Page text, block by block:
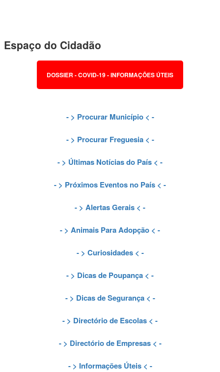
Espaço do Cidadão
DOSSIER - COVID-19 - INFORMAÇÕES ÚTEIS
- > Procurar Município< -
- > Procurar Freguesia< -
- > Últimas Notícias do País < -
- > Próximos Eventos no País < -
- > Alertas Gerais < -
- > Animais Para Adopção < -
- > Curiosidades< -
- > Dicas de Poupança < -
- > Dicas de Segurança< -
- > Directório de Escolas < -
- > Directório de Empresas< -
- > Informações Úteis< -